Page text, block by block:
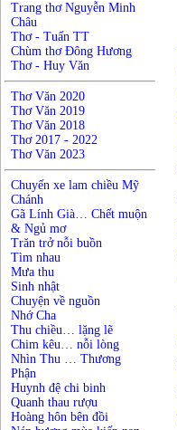
Trang thơ Nguyễn Minh
Châu
Thơ - Tuấn TT
Chùm thơ Đông Hương
Thơ - Huy Văn
Thơ Văn 2020
Thơ Văn 2019
Thơ Văn 2018
Thơ 2017 - 2022
Thơ Văn 2023
Chuyến xe lam chiều Mỹ
Chánh
Gã Lính Già… Chết muộn
& Ngủ mơ
Trăn trở nỗi buồn
Tìm nhau
Mưa thu
Sinh nhật
Chuyện về nguồn
Nhớ Cha
Thu chiều… lặng lẽ
Chim kêu… nỗi lòng
Nhìn Thu … Thương
Phận
Huynh đệ chi binh
Quanh thau rượu
Hoàng hôn bên đồi